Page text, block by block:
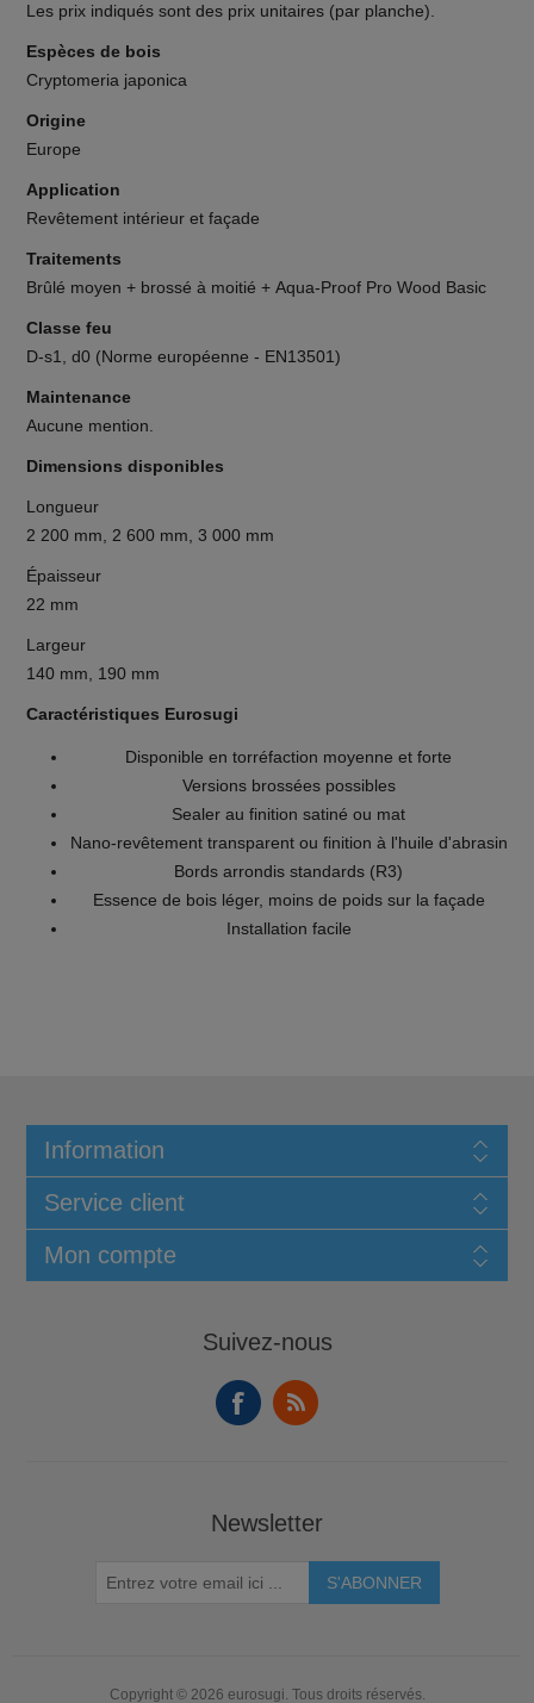
Les prix indiqués sont des prix unitaires (par planche).
Espèces de bois
Cryptomeria japonica
Origine
Europe
Application
Revêtement intérieur et façade
Traitements
Brûlé moyen + brossé à moitié + Aqua-Proof Pro Wood Basic
Classe feu
D-s1, d0 (Norme européenne - EN13501)
Maintenance
Aucune mention.
Dimensions disponibles
Longueur
2 200 mm, 2 600 mm, 3 000 mm
Épaisseur
22 mm
Largeur
140 mm, 190 mm
Caractéristiques Eurosugi
Disponible en torréfaction moyenne et forte
Versions brossées possibles
Sealer au finition satiné ou mat
Nano-revêtement transparent ou finition à l'huile d'abrasin
Bords arrondis standards (R3)
Essence de bois léger, moins de poids sur la façade
Installation facile
Information
Service client
Mon compte
Suivez-nous
Newsletter
Copyright © 2026 eurosugi. Tous droits réservés.